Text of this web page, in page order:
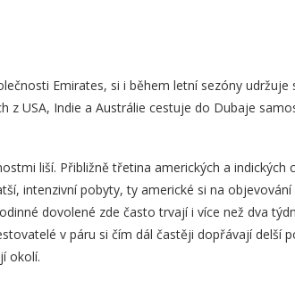
Emirates, si i během letní sezóny
z USA, Indie a Austrálie cestuje do Dubaje
liší. Přibližně třetina amerických a
intenzivní pobyty, ty americké si na
dovolené zde často trvají i více než dva
v páru si čím dál častěji dopřávají delší
okolí.